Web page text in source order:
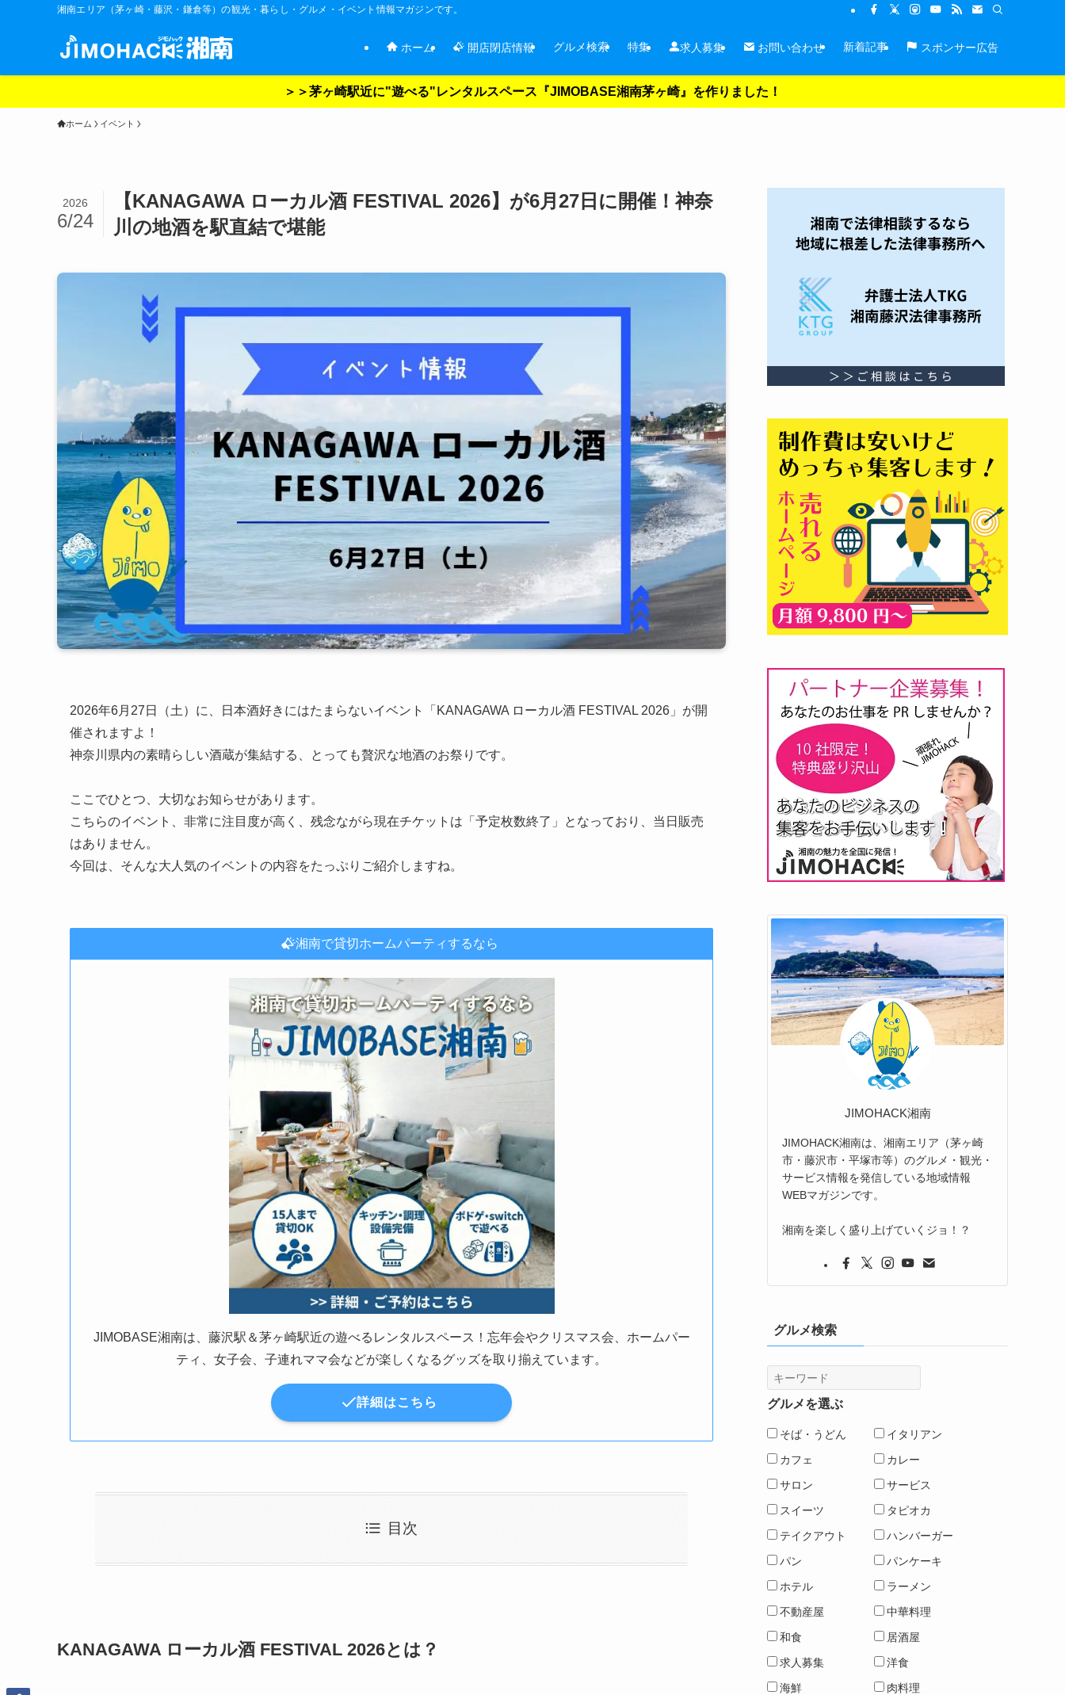
湘南エリア（茅ヶ崎・藤沢・鎌倉等）の観光・暮らし・グルメ・イベント情報マガジンです。
ホーム 開店閉店情報 グルメ検索 特集 求人募集 お問い合わせ 新着記事 スポンサー広告
＞＞茅ヶ崎駅近に"遊べる"レンタルスペース『JIMOBASE湘南茅ヶ崎』を作りました！
ホーム イベント
【KANAGAWA ローカル酒 FESTIVAL 2026】が6月27日に開催！神奈
川の地酒を駅直結で堪能
2026
6/24
2026年6月27日（土）に、日本酒好きにはたまらないイベント「KANAGAWA ローカル酒 FESTIVAL 2026」が開
催されますよ！
神奈川県内の素晴らしい酒蔵が集結する、とっても贅沢な地酒のお祭りです。
ここでひとつ、大切なお知らせがあります。
こちらのイベント、非常に注目度が高く、残念ながら現在チケットは「予定枚数終了」となっており、当日販売
はありません。
今回は、そんな大人気のイベントの内容をたっぷりご紹介しますね。
湘南で貸切ホームパーティするなら
JIMOBASE湘南は、藤沢駅＆茅ヶ崎駅近の遊べるレンタルスペース！忘年会やクリスマス会、ホームパー
ティ、女子会、子連れママ会などが楽しくなるグッズを取り揃えています。
詳細はこちら
目次
KANAGAWA ローカル酒 FESTIVAL 2026とは？
JIMOHACK湘南
JIMOHACK湘南は、湘南エリア（茅ヶ崎
市・藤沢市・平塚市等）のグルメ・観光・
サービス情報を発信している地域情報
WEBマガジンです。
湘南を楽しく盛り上げていくジョ！？
グルメ検索
グルメを選ぶ
そば・うどん
イタリアン
カフェ
カレー
サロン
サービス
スイーツ
タピオカ
テイクアウト
ハンバーガー
パン
パンケーキ
ホテル
ラーメン
不動産屋
中華料理
和食
居酒屋
求人募集
洋食
海鮮
肉料理